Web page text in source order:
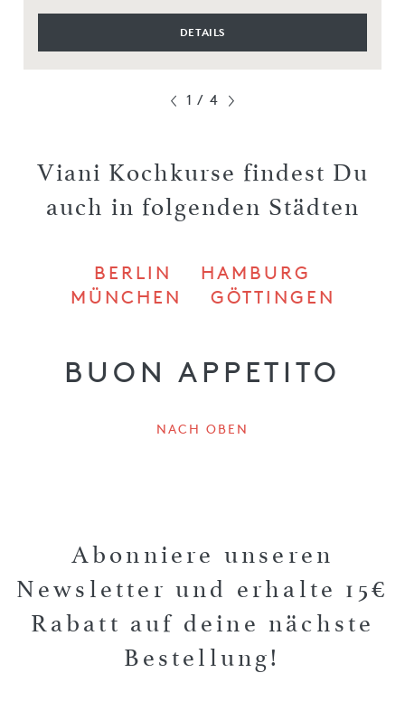
DETAILS
1 / 4
Viani Kochkurse findest Du
auch in folgenden Städten
BERLIN
HAMBURG
MÜNCHEN
GÖTTINGEN
BUON APPETITO
NACH OBEN
Abonniere unseren
Newsletter und erhalte 15€
Rabatt auf deine nächste
Bestellung!